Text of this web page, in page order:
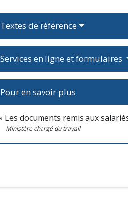
Textes de référence
Services en ligne et formulaires
Pour en savoir plus
Les documents remis aux
Ministère chargé du travail